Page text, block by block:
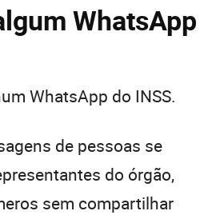
WhatsApp
WhatsApp do INSS.
de pessoas se
do órgão,
sem compartilhar